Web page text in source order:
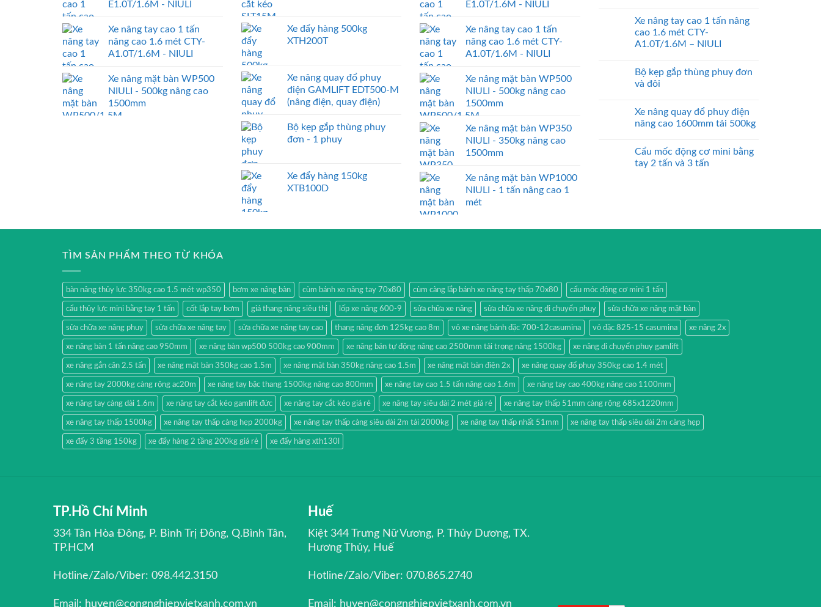
E1.0T/1.6M - NIULI
Xe nâng tay cao 1 tấn
nâng cao 1.6 mét CTY-
A1.0T/1.6M - NIULI
Xe nâng mặt bàn WP500
NIULI - 500kg nâng cao
1500mm
Xe đẩy hàng 500kg
XTH200T
Xe nâng quay đổ phuy
điện GAMLIFT EDT500-M
(nâng điện, quay điện)
Bộ kẹp gắp thùng phuy
đơn - 1 phuy
Xe đẩy hàng 150kg
XTB100D
E1.0T/1.6M - NIULI
Xe nâng tay cao 1 tấn
nâng cao 1.6 mét CTY-
A1.0T/1.6M - NIULI
Xe nâng mặt bàn WP500
NIULI - 500kg nâng cao
1500mm
Xe nâng mặt bàn WP350
NIULI - 350kg nâng cao
1500mm
Xe nâng mặt bàn WP1000
NIULI - 1 tấn nâng cao 1
mét
Xe nâng tay cao 1 tấn nâng
cao 1.6 mét CTY-
A1.0T/1.6M – NIULI
Bộ kẹp gắp thùng phuy đơn
và đôi
Xe nâng quay đổ phuy điện
nâng cao 1600mm tải 500kg
Cẩu mốc động cơ mini bằng
tay 2 tấn và 3 tấn
TÌM SẢN PHẨM THEO TỪ KHÓA
bàn nâng thủy lực 350kg cao 1.5 mét wp350 bơm xe nâng bàn cùm bánh xe nâng tay 70x80 cùm càng lắp bánh xe nâng tay thấp 70x80 cẩu móc động cơ mini 1 tấn
cẩu thủy lực mini bằng tay 1 tấn cốt lắp tay bơm giá thang nâng siêu thị lốp xe nâng 600-9 sửa chữa xe nâng sửa chữa xe nâng di chuyển phuy sửa chữa xe nâng mặt bàn
sửa chữa xe nâng phuy sửa chữa xe nâng tay sửa chữa xe nâng tay cao thang nâng đơn 125kg cao 8m vỏ xe nâng bánh đặc 700-12casumina vỏ đặc 825-15 casumina xe nâng 2x
xe nâng bàn 1 tấn nâng cao 950mm xe nâng bàn wp500 500kg cao 900mm xe nâng bán tự động nâng cao 2500mm tải trọng nâng 1500kg xe nâng di chuyển phuy gamlift
xe nâng gắn cân 2.5 tấn xe nâng mặt bàn 350kg cao 1.5m xe nâng mặt bàn 350kg nâng cao 1.5m xe nâng mặt bàn điện 2x xe nâng quay đổ phuy 350kg cao 1.4 mét
xe nâng tay 2000kg càng rộng ac20m xe nâng tay bậc thang 1500kg nâng cao 800mm xe nâng tay cao 1.5 tấn nâng cao 1.6m xe nâng tay cao 400kg nâng cao 1100mm
xe nâng tay càng dài 1.6m xe nâng tay cắt kéo gamlift đức xe nâng tay cắt kéo giá rẻ xe nâng tay siêu dài 2 mét giá rẻ xe nâng tay thấp 51mm càng rộng 685x1220mm
xe nâng tay thấp 1500kg xe nâng tay thấp càng hẹp 2000kg xe nâng tay thấp càng siêu dài 2m tải 2000kg xe nâng tay thấp nhất 51mm xe nâng tay thấp siêu dài 2m càng hẹp
xe đẩy 3 tầng 150kg xe đẩy hàng 2 tầng 200kg giá rẻ xe đẩy hàng xth130l
TP.Hồ Chí Minh
334 Tân Hòa Đông, P. Bình Trị Đông, Q.Bình Tân,
TP.HCM
Hotline/Zalo/Viber: 098.442.3150
Email: huyen@congnghiepvietxanh.com.vn
Huế
Kiệt 344 Trưng Nữ Vương, P. Thủy Dương, TX.
Hương Thủy, Huế
Hotline/Zalo/Viber: 070.865.2740
Email: huyen@congnghiepvietxanh.com.vn